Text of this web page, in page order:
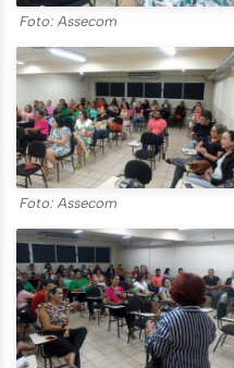
Foto: Assecom
Foto: Assecom